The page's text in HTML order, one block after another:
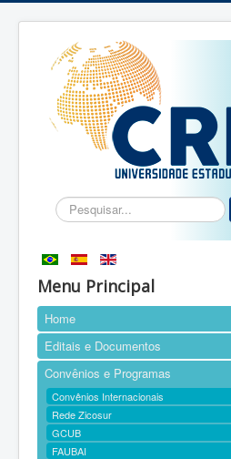
Pesquisar...
Menu Principal
Home
Editais e Documentos
Convênios e Programas
Convênios Internacionais
Rede Zicosur
GCUB
FAUBAI